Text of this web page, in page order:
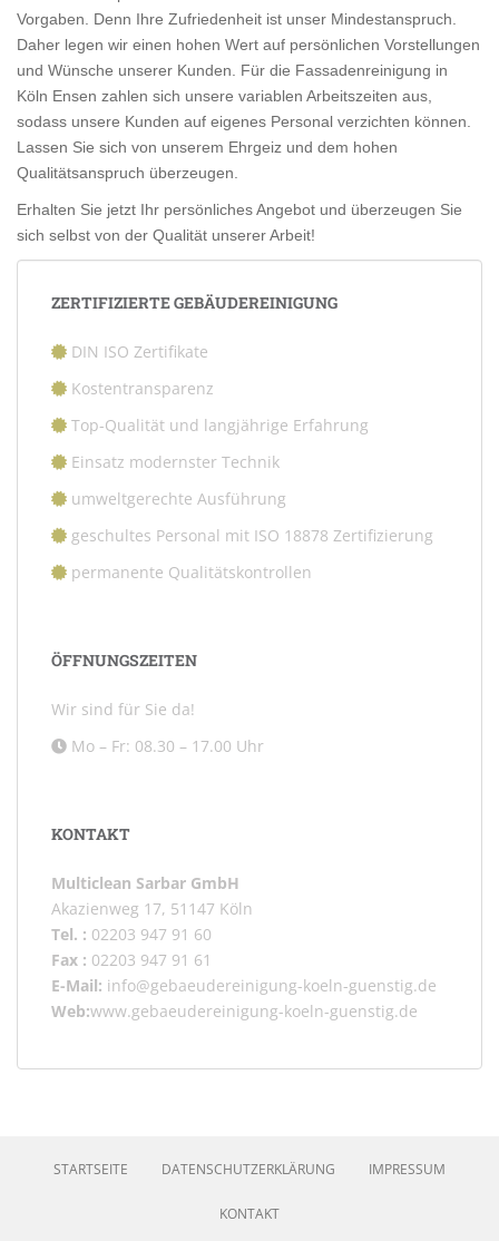
Vorgaben. Denn Ihre Zufriedenheit ist unser Mindestanspruch.
Daher legen wir einen hohen Wert auf persönlichen Vorstellungen
und Wünsche unserer Kunden. Für die Fassadenreinigung in
Köln Ensen zahlen sich unsere variablen Arbeitszeiten aus,
sodass unsere Kunden auf eigenes Personal verzichten können.
Lassen Sie sich von unserem Ehrgeiz und dem hohen
Qualitätsanspruch überzeugen.
Erhalten Sie jetzt Ihr persönliches Angebot und überzeugen Sie
sich selbst von der Qualität unserer Arbeit!
ZERTIFIZIERTE GEBÄUDEREINIGUNG
DIN ISO Zertifikate
Kostentransparenz
Top-Qualität und langjährige Erfahrung
Einsatz modernster Technik
umweltgerechte Ausführung
geschultes Personal mit ISO 18878 Zertifizierung
permanente Qualitätskontrollen
ÖFFNUNGSZEITEN
Wir sind für Sie da!
Mo – Fr: 08.30 – 17.00 Uhr
KONTAKT
Multiclean Sarbar GmbH
Akazienweg 17, 51147 Köln
Tel. : 02203 947 91 60
Fax : 02203 947 91 61
E-Mail: info@gebaeudereinigung-koeln-guenstig.de
Web:www.gebaeudereinigung-koeln-guenstig.de
STARTSEITE DATENSCHUTZERKLÄRUNG IMPRESSUM
KONTAKT